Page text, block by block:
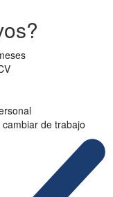
de trabajo